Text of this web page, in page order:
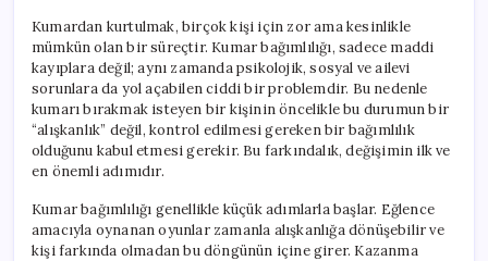
Kumardan kurtulmak, birçok kişi için zor ama kesinlikle
mümkün olan bir süreçtir. Kumar bağımlılığı, sadece maddi
kayıplara değil; aynı zamanda psikolojik, sosyal ve ailevi
sorunlara da yol açabilen ciddi bir problemdir. Bu nedenle
kumarı bırakmak isteyen bir kişinin öncelikle bu durumun bir
“alışkanlık” değil, kontrol edilmesi gereken bir bağımlılık
olduğunu kabul etmesi gerekir. Bu farkındalık, değişimin ilk ve
en önemli adımıdır.
Kumar bağımlılığı genellikle küçük adımlarla başlar. Eğlence
amacıyla oynanan oyunlar zamanla alışkanlığa dönüşebilir ve
kişi farkında olmadan bu döngünün içine girer. Kazanma